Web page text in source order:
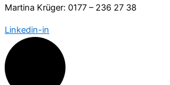
Martina Krüger: 0177 – 236 27 38
Linkedin-in